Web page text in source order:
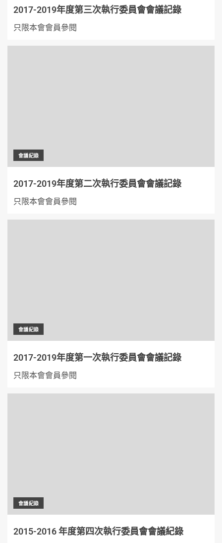
2017-2019年度第三次執行委員會會議記錄
只限本會會員參閱
會議紀錄
2017-2019年度第二次執行委員會會議記錄
只限本會會員參閱
會議紀錄
2017-2019年度第一次執行委員會會議記錄
只限本會會員參閱
會議紀錄
2015-2016 年度第四次執行委員會會議紀錄